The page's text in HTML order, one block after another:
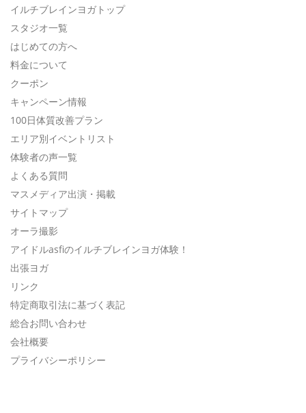
イルチブレインヨガトップ
スタジオ一覧
はじめての方へ
料金について
クーポン
キャンペーン情報
100日体質改善プラン
エリア別イベントリスト
体験者の声一覧
よくある質問
マスメディア出演・掲載
サイトマップ
オーラ撮影
アイドルasfiのイルチブレインヨガ体験！
出張ヨガ
リンク
特定商取引法に基づく表記
総合お問い合わせ
会社概要
プライバシーポリシー